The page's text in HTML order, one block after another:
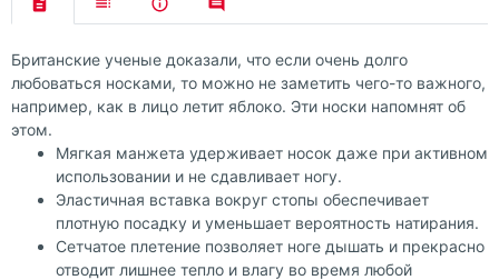
Британские ученые доказали, что если очень долго
любоваться носками, то можно не заметить чего-то важного,
например, как в лицо летит яблоко. Эти носки напомнят об
этом.
Мягкая манжета удерживает носок даже при активном
использовании и не сдавливает ногу.
Эластичная вставка вокруг стопы обеспечивает
плотную посадку и уменьшает вероятность натирания.
Сетчатое плетение позволяет ноге дышать и прекрасно
отводит лишнее тепло и влагу во время любой